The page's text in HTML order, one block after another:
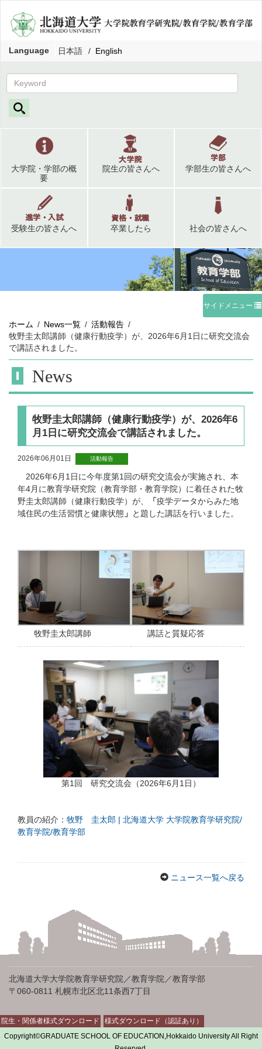
Language 日本語 English
大学院・学部の概
要
院生の皆さんへ 学部生の皆さんへ
受験生の皆さんへ 卒業したら 社会の皆さんへ
サイドメニュー
ホーム News一覧
活動報告
牧野圭太郎講師（健康行動疫学）が、2026年6月1日に研究交流会
で講話されました。
News
牧野圭太郎講師（健康行動疫学）が、2026年6
月1日に研究交流会で講話されました。
2026年06月01日 活動報告
2026年6 月 1 日に今年度第1 回の研究交流会が実施され、本
年4月に教育学研究院（教育学部・教育学院）に着任された牧
野圭太郎講師（健康行動疫学）が、
「疫学データからみた地
域住民の生活習慣と健康状態 」 と題した講話を行いました。
牧野圭太郎講師 講話と質疑応答
第1回 研究交流会（2026年6月1日）
教員の紹介： 牧野 圭太郎 | 北海道大学 大学院教育学研究院/
教育学院/教育学部
ニュース一覧へ戻る
北海道大学大学院教育学研究院／教育学院／教育学部
〒060-0811 札幌市北区北11条西7丁目
院生・関係者様式ダウンロード
様式ダウンロード（認証あり）
Copyright©GRADUATE SCHOOL OF EDUCATION,Hokkaido University All Right